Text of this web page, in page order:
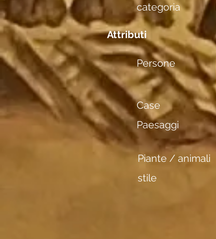
categoria
Attributi
Persone
Case
Paesaggi
Piante / animali
stile